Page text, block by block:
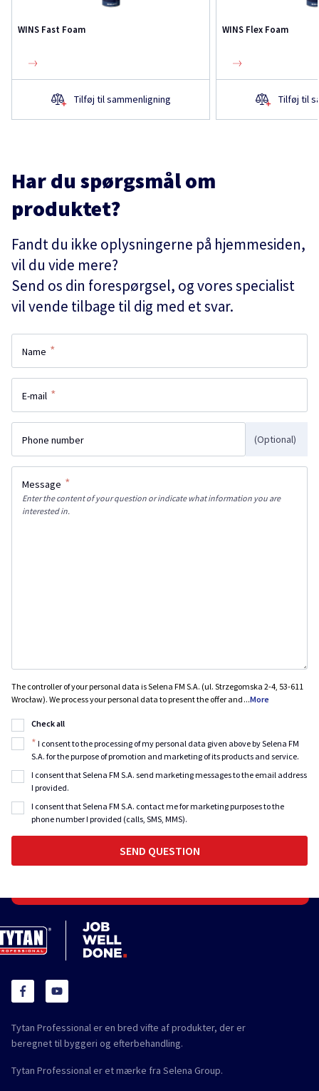
WINS Fast Foam
Tilføj til sammenligning
WINS Flex Foam
Tilføj til
Har du spørgsmål om
produktet?
Fandt du ikke oplysningerne på hjemmesiden,
vil du vide mere?
Send os din forespørgsel, og vores specialist
vil vende tilbage til dig med et svar.
Name *
E-mail *
Phone number (Optional)
Message *
Enter the content of your question or indicate what information you are
interested in.
The controller of your personal data is Selena FM S.A. (ul. Strzegomska 2-4, 53-611
Wrocław). We process your personal data to present the offer and ...More
Check all
* I consent to the processing of my personal data given above by Selena FM
S.A. for the purpose of promotion and marketing of its products and service.
I consent that Selena FM S.A. send marketing messages to the email address
I provided.
I consent that Selena FM S.A. contact me for marketing purposes to the
phone number I provided (calls, SMS, MMS).
Tytan Professional er en bred vifte af produkter, der er
beregnet til byggeri og efterbehandling.
Tytan Professional er et mærke fra Selena Group.